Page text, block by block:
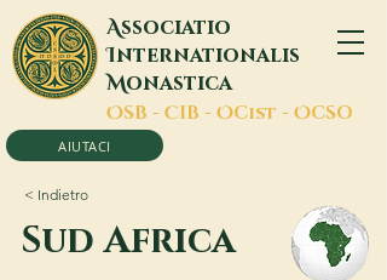
Associatio
Internationalis
Monastica
OSB - CIB - OCist - OCSO
AIUTACI
< Indietro
Sud Africa